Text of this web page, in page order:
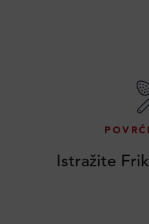
Istražite